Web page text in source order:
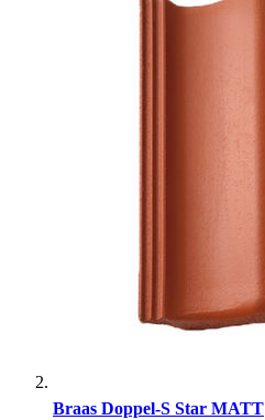
Braas Doppel-S Star MATT